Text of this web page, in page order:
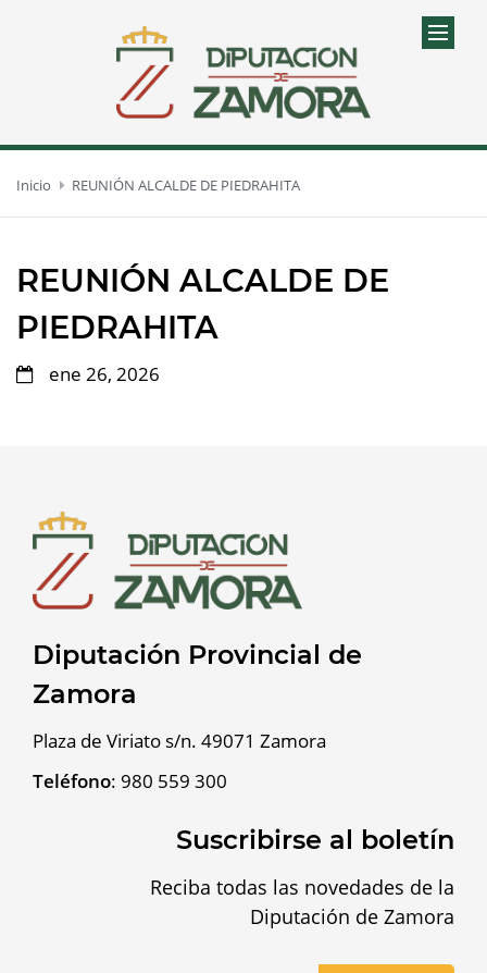
Inicio REUNIÓN ALCALDE DE PIEDRAHITA
REUNIÓN ALCALDE DE
PIEDRAHITA
ene 26, 2026
Diputación Provincial de
Zamora
Plaza de Viriato s/n. 49071 Zamora
Teléfono: 980 559 300
Suscribirse al boletín
Reciba todas las novedades de la
Diputación de Zamora